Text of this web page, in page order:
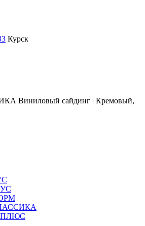
Курск
Виниловый сайдинг | Кремовый,